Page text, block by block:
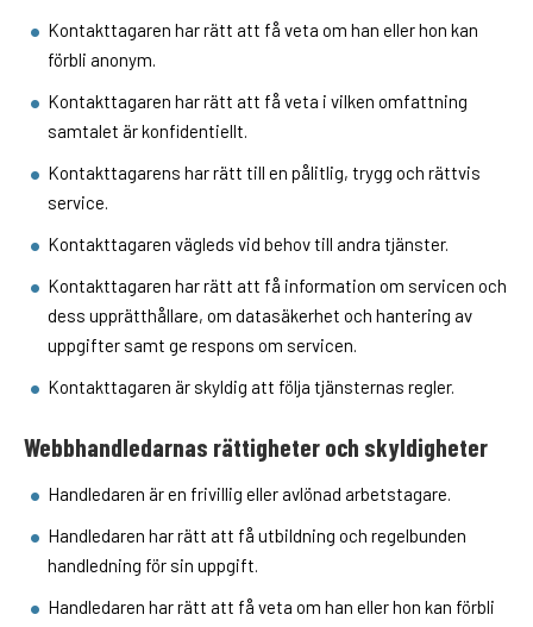
Kontakttagaren har rätt att få veta om han eller hon kan
förbli anonym.
Kontakttagaren har rätt att få veta i vilken omfattning
samtalet är konfidentiellt.
Kontakttagarens har rätt till en pålitlig, trygg och rättvis
service.
Kontakttagaren vägleds vid behov till andra tjänster.
Kontakttagaren har rätt att få information om servicen och
dess upprätthållare, om datasäkerhet och hantering av
uppgifter samt ge respons om servicen.
Kontakttagaren är skyldig att följa tjänsternas regler.
Webbhandledarnas rättigheter och skyldigheter
Handledaren är en frivillig eller avlönad arbetstagare.
Handledaren har rätt att få utbildning och regelbunden
handledning för sin uppgift.
Handledaren har rätt att få veta om han eller hon kan förbli